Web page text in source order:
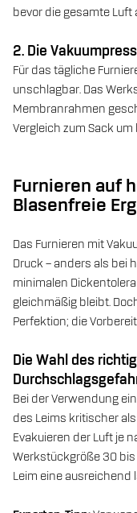
bevor die gesamte
2. Die
Für das tägliche
unschlagbar. Das
Membranrahmen
Vergleich zum Sack um
Furnieren auf
Blasenfreie
Das Furnieren mit
Druck – anders als bei
minimalen
gleichmäßig bleibt.
Perfektion; die
Die Wahl des
Bei der Verwendung
des Leims kritischer
Evakuieren der Luft je
Werkstückgröße 30
Leim eine ausreichend